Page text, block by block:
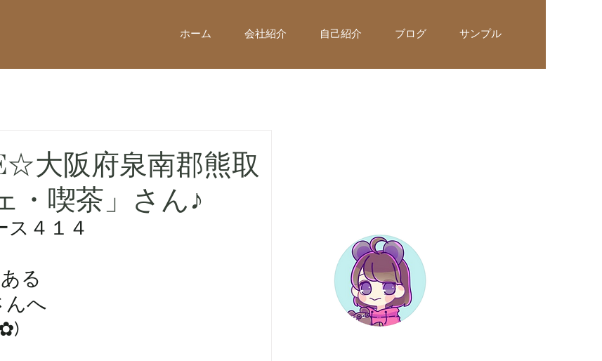
ホーム 会社紹介 自己紹介 ブログ サンプル
大阪府泉南郡熊取
・喫茶」さん♪
４１４
る
んへ